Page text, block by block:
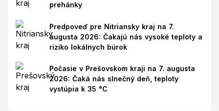
prehánky
Predpoveď pre Nitriansky kraj na 7.
augusta 2026: Čakajú nás vysoké teploty a
riziko lokálnych búrok
Počasie v Prešovskom kraji na 7. augusta
2026: Čaká nás slnečný deň, teploty
vystúpia k 35 °C